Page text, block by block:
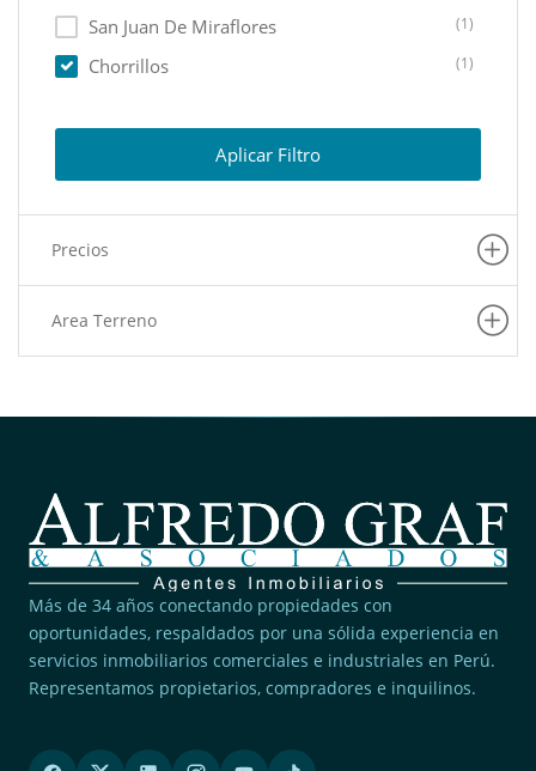
San Juan De Miraflores (1)
Chorrillos (1)
Aplicar Filtro
Precios
Area Terreno
Más de 34 años conectando propiedades con
oportunidades, respaldados por una sólida experiencia en
servicios inmobiliarios comerciales e industriales en Perú.
Representamos propietarios, compradores e inquilinos.